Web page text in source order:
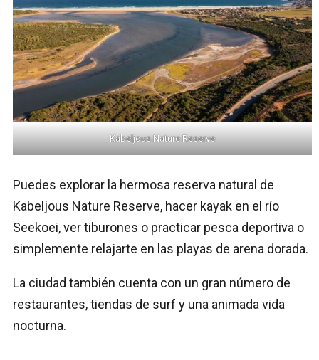
Kabeljous Nature Reserve
Puedes explorar la hermosa reserva natural de
Kabeljous Nature Reserve, hacer kayak en el río
Seekoei, ver tiburones o practicar pesca deportiva o
simplemente relajarte en las playas de arena dorada.
La ciudad también cuenta con un gran número de
restaurantes, tiendas de surf y una animada vida
nocturna.